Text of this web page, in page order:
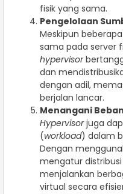
fisik yang sama.
Pengelolaan
Meskipun
sama pada server
hypervisor
dan
dengan adil,
berjalan lancar.
Menangani
Hypervisorjuga
(workload) dalam
Dengan
mengatur
menjalankan
virtual secara